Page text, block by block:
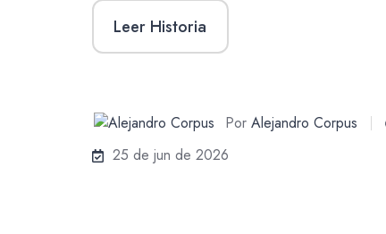
Leer Historia
PorAlejandro Corpus
25 de jun de 2026